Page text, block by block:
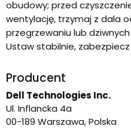
obudowy; przed
wentylację, trzymaj z dala
przegrzewaniu lub
Ustaw stabilnie, zabezpiecz
Producent
Dell Technologies Inc.
Ul. Inflancka 4a
00-189 Warszawa, Polska